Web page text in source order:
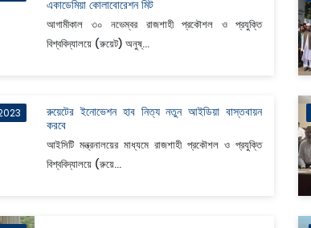
একাডেমিয়া কোলাবোরেশন মিট
আগামীকাল ৩০ নভেম্বর রাজশাহী প্রকৌশল ও প্রযুক্তি
বিশ্ববিদ্যালয়ে (রুয়েট) অনুষ্...
রুয়েটের ইনোভেশন হাব নিত্য নতুন আইডিয়া বাস্তবায়ন
করবে
আইসিটি মন্ত্রনালয়ের মাধ্যমে রাজশাহী প্রকৌশল ও প্রযুক্তি
বিশ্ববিদ্যালয়ে (রুয়ে...